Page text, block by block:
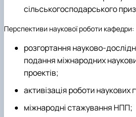
сільськогосподарського
Перспективи наукової роботи кафедри:
розгортання науково-
подання міжнародних
проектів;
активізація роботи наукових
міжнародні стажування НПП;